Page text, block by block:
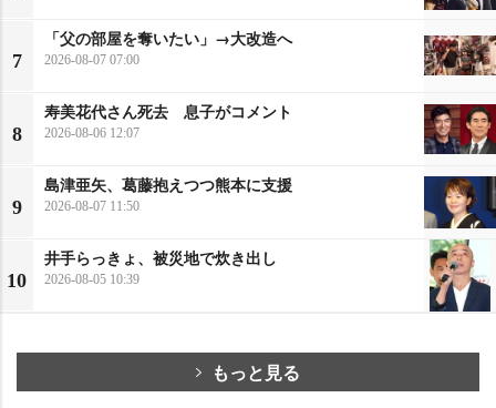
7
「父の部屋を奪いたい」→大改造へ
2026-08-07 07:00
8
寿美花代さん死去 息子がコメント
2026-08-06 12:07
9
島津亜矢、葛藤抱えつつ熊本に支援
2026-08-07 11:50
10
井手らっきょ、被災地で炊き出し
2026-08-05 10:39
もっと見る